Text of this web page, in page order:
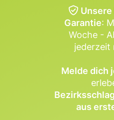
Unsere
Garantie:
Woche -
jederzeit
Melde dich
aus